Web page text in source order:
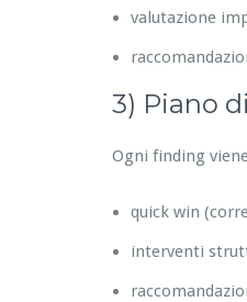
valutazione
3) Piano
Ogni finding
quick win
interventi